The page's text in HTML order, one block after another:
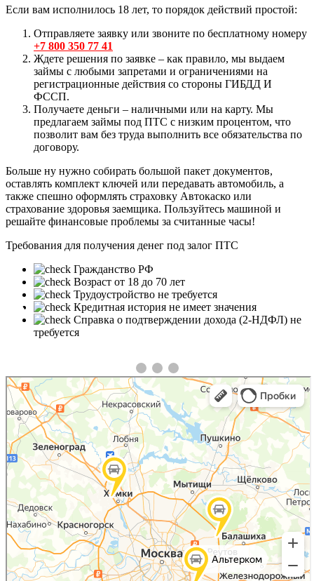
Если вам исполнилось 18 лет, то порядок действий простой:
Отправляете заявку или звоните по бесплатному номеру
+7 800 350 77 41
Ждете решения по заявке – как правило, мы выдаем
займы с любыми запретами и ограничениями на
регистрационные действия со стороны ГИБДД И
ФССП.
Получаете деньги – наличными или на карту. Мы
предлагаем займы под ПТС с низким процентом, что
позволит вам без труда выполнить все обязательства по
договору.
Больше ну нужно собирать большой пакет документов,
оставлять комплект ключей или передавать автомобиль, а
также спешно оформлять страховку Автокаско или
страхование здоровья заемщика. Пользуйтесь машиной и
решайте финансовые проблемы за считанные часы!
Требования для получения денег под залог ПТС
Гражданство РФ
Возраст от 18 до 70 лет
Трудоустройство не требуется
Кредитная история не имеет значения
Справка о подтверждении дохода (2-НДФЛ) не
требуется
❮